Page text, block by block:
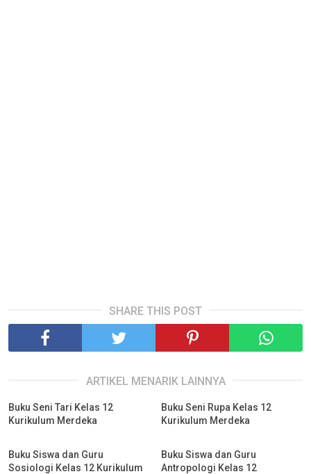
SHARE THIS POST
ARTIKEL MENARIK LAINNYA
Buku Seni Tari Kelas 12
Kurikulum Merdeka
Buku Seni Rupa Kelas 12
Kurikulum Merdeka
Buku Siswa dan Guru
Sosiologi Kelas 12 Kurikulum
Buku Siswa dan Guru
Antropologi Kelas 12